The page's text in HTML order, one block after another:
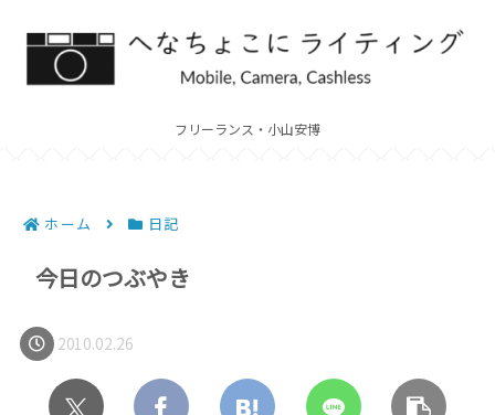
フリーランス・小山安博
ホーム 日記
今日のつぶやき
2010.02.26